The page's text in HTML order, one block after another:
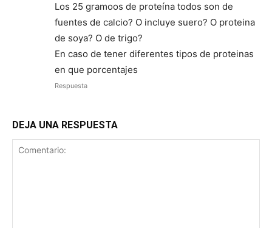
Los 25 gramoos de proteína todos son de
fuentes de calcio? O incluye suero? O proteina
de soya? O de trigo?
En caso de tener diferentes tipos de proteinas
en que porcentajes
Respuesta
DEJA UNA RESPUESTA